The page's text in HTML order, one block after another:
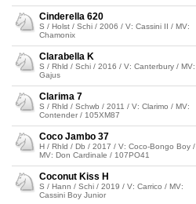
Cinderella 620
S / Holst / Schi / 2006 / V: Cassini II / MV:
Chamonix
Clarabella K
S / Rhld / Schi / 2016 / V: Canterbury / MV:
Gajus
Clarima 7
S / Rhld / Schwb / 2011 / V: Clarimo / MV:
Contender / 105XM87
Coco Jambo 37
H / Rhld / Db / 2017 / V: Coco-Bongo Boy /
MV: Don Cardinale / 107PO41
Coconut Kiss H
S / Hann / Schi / 2019 / V: Carrico / MV:
Cassini Boy Junior